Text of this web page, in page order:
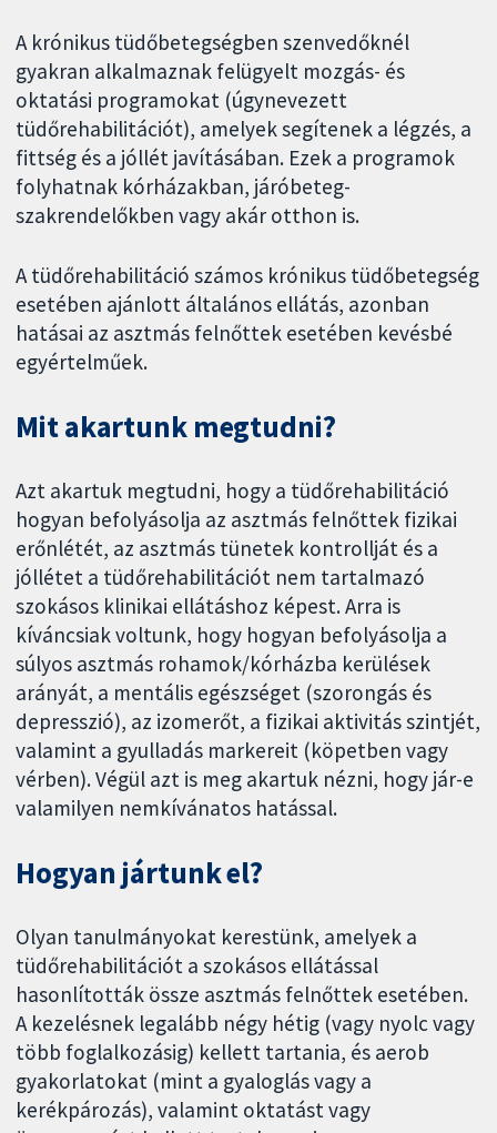
A krónikus tüdőbetegségben szenvedőknél
gyakran alkalmaznak felügyelt mozgás- és
oktatási programokat (úgynevezett
tüdőrehabilitációt), amelyek segítenek a légzés, a
fittség és a jóllét javításában. Ezek a programok
folyhatnak kórházakban, járóbeteg-
szakrendelőkben vagy akár otthon is.
A tüdőrehabilitáció számos krónikus tüdőbetegség
esetében ajánlott általános ellátás, azonban
hatásai az asztmás felnőttek esetében kevésbé
egyértelműek.
Mit akartunk megtudni?
Azt akartuk megtudni, hogy a tüdőrehabilitáció
hogyan befolyásolja az asztmás felnőttek fizikai
erőnlétét, az asztmás tünetek kontrollját és a
jóllétet a tüdőrehabilitációt nem tartalmazó
szokásos klinikai ellátáshoz képest. Arra is
kíváncsiak voltunk, hogy hogyan befolyásolja a
súlyos asztmás rohamok/kórházba kerülések
arányát, a mentális egészséget (szorongás és
depresszió), az izomerőt, a fizikai aktivitás szintjét,
valamint a gyulladás markereit (köpetben vagy
vérben). Végül azt is meg akartuk nézni, hogy jár-e
valamilyen nemkívánatos hatással.
Hogyan jártunk el?
Olyan tanulmányokat kerestünk, amelyek a
tüdőrehabilitációt a szokásos ellátással
hasonlították össze asztmás felnőttek esetében.
A kezelésnek legalább négy hétig (vagy nyolc vagy
több foglalkozásig) kellett tartania, és aerob
gyakorlatokat (mint a gyaloglás vagy a
kerékpározás), valamint oktatást vagy